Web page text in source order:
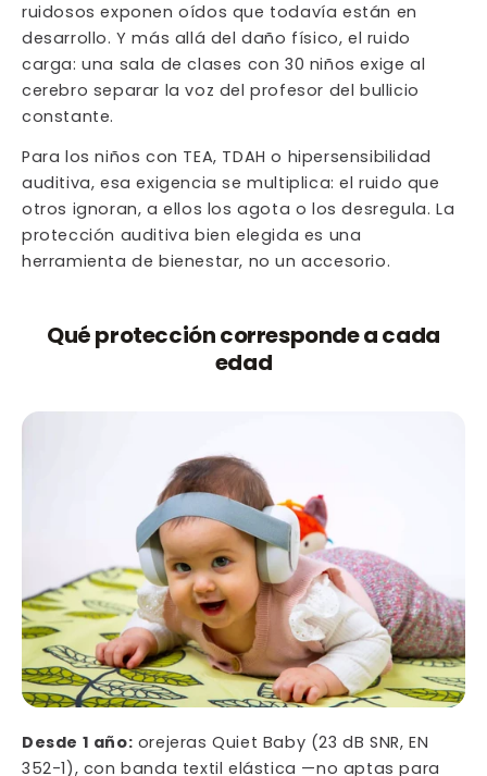
ruidosos exponen oídos que todavía están en
desarrollo. Y más allá del daño físico, el ruido
carga: una sala de clases con 30 niños exige al
cerebro separar la voz del profesor del bullicio
constante.
Para los niños con TEA, TDAH o hipersensibilidad
auditiva, esa exigencia se multiplica: el ruido que
otros ignoran, a ellos los agota o los desregula. La
protección auditiva bien elegida es una
herramienta de bienestar, no un accesorio.
Qué protección corresponde a cada
edad
Desde 1 año: orejeras Quiet Baby (23 dB SNR, EN
352-1), con banda textil elástica —no aptas para